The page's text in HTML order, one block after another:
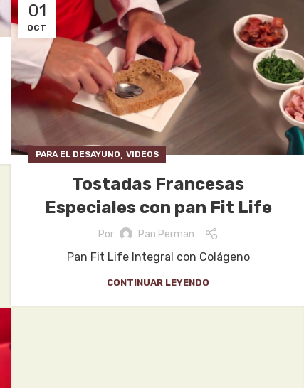
01
OCT
PARA EL DESAYUNO, VIDEOS
Tostadas Francesas
Especiales con pan Fit Life
Por Pan Perman
Pan Fit Life Integral con Colágeno
CONTINUAR LEYENDO